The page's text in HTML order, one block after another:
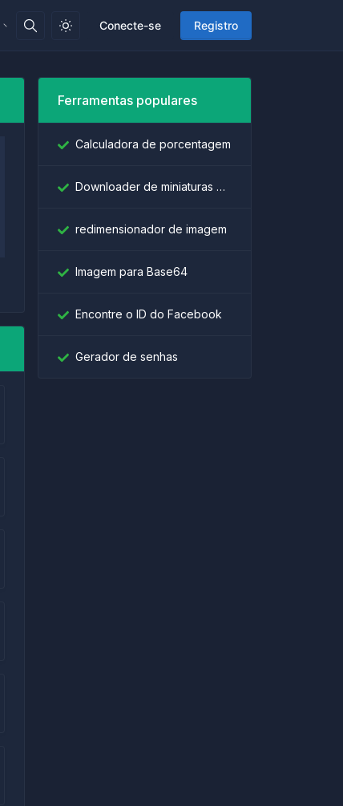
Conecte-se Registro
Ferramentas populares
Calculadora de porcentagem
Downloader de miniaturas do YouTube
redimensionador de imagem
Imagem para Base64
Encontre o ID do Facebook
Gerador de senhas